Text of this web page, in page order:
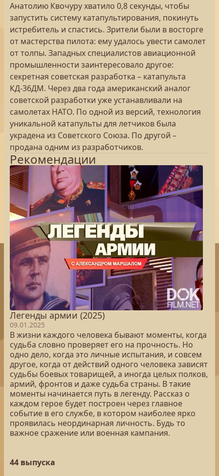
Анатолию Квочуру хватило 0,8 секунды, чтобы
запустить систему катапультирования, покинуть
истребитель и спастись. Зрители были в восторге
от мастерства пилота: ему удалось увести самолет
от толпы. Западных специалистов авиационной
промышленности заинтересовало другое:
секретная советская разработка – катапульта
КД-36ДМ. Через два года американский аналог
советской разработки уже устанавливали на
самолетах НАТО. По одной из версий, технология
уникальной катапульты для летчиков была
украдена из Советского Союза. По другой –
продана одним из разработчиков.
Рекомендации
Легенды армии (2025)
09.01.2025
В жизни каждого человека бывают моменты, когда
судьба словно проверяет его на прочность. Но
одно дело, когда это личные испытания, и совсем
другое, когда от действий одного человека зависят
судьбы боевых товарищей, а иногда целых полков,
армий, фронтов и даже судьба страны. В такие
моменты начинается путь в легенду. Рассказ о
каждом герое будет построен через главное
событие в его службе, в котором наиболее ярко
проявилась неординарная личность. Будь то
важное сражение или военная кампания.
44 выпуска